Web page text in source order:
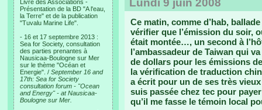
Livre des Associations -
Présentation de la BD "A l'eau,
la Terre" et de la publication
"Tuvalu Marine Life".
- 16 et 17 septembre 2013 :
Sea for Society, consultation
des parties prenantes à
Nausicaa-Boulogne sur Mer
sur le thème "Océan et
Energie". / September 16 and
17th: Sea for Society
consultation forum - "Ocean
and Energy" - at Nausicaa-
Boulogne sur Mer.
Lundi 9 juin 2008
Ce matin, comme d’hab,
vérifier que l’émission du soir,
était montée…, un second à
l’ambassadeur de Taiwan qui
de dollars pour les émissions
la vérification de traduction
a écrit pour un de ses très
suis passée chez tec pour
qu’il me fasse le témoin local